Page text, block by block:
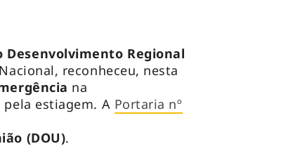
Regional
reconheceu, nesta
na
pela estiagem. A Portaria nº
(DOU).